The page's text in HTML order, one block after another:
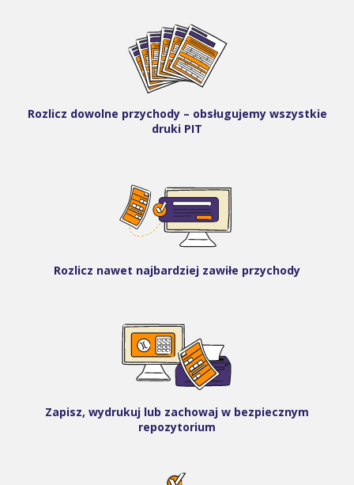
Rozlicz dowolne przychody – obsługujemy wszystkie
druki PIT
Rozlicz nawet najbardziej zawiłe przychody
Zapisz, wydrukuj lub zachowaj w bezpiecznym
repozytorium